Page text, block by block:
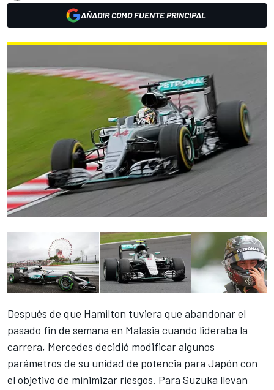
AÑADIR COMO FUENTE PRINCIPAL
Después de que Hamilton tuviera que abandonar el
pasado fin de semana en Malasia cuando lideraba la
carrera, Mercedes decidió modificar algunos
parámetros de su unidad de potencia para Japón con
el objetivo de minimizar riesgos. Para Suzuka llevan